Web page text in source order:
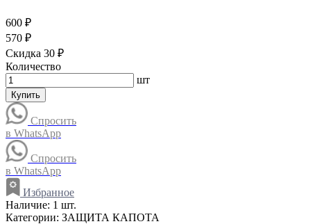
600 ₽
570 ₽
Скидка 30 ₽
Количество
шт
Купить
Спросить
в WhatsApp
Спросить
в WhatsApp
Избранное
Наличие: 1 шт.
Категории: ЗАЩИТА КАПОТА